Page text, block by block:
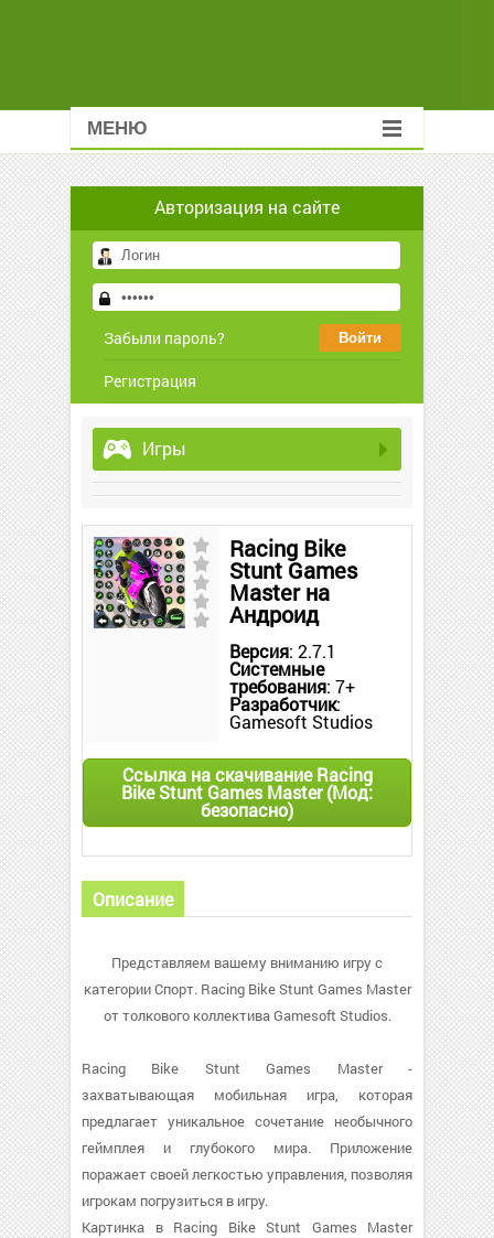
МЕНЮ
Авторизация на сайте
Забыли пароль?
Регистрация
Игры
Racing Bike
Stunt Games
Master на
Андроид
Версия: 2.7.1
Системные
требования: 7+
Разработчик:
Gamesoft Studios
Ссылка на скачивание Racing
Bike Stunt Games Master (Мод:
безопасно)
Описание
Представляем вашему вниманию игру с
категории Спорт. Racing Bike Stunt Games Master
от толкового коллектива Gamesoft Studios.
Racing Bike Stunt Games Master -
захватывающая мобильная игра, которая
предлагает уникальное сочетание необычного
геймплея и глубокого мира. Приложение
поражает своей легкостью управления, позволяя
игрокам погрузиться в игру.
Картинка в Racing Bike Stunt Games Master